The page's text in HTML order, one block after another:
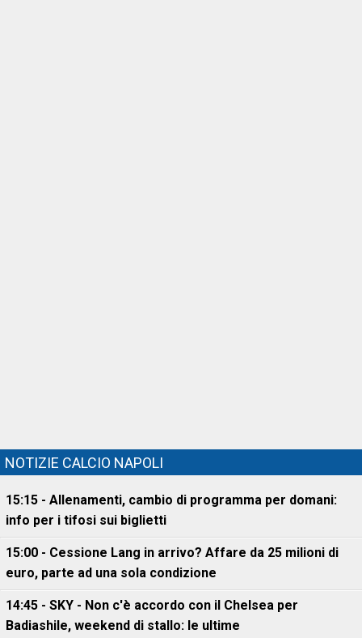
NOTIZIE CALCIO NAPOLI
15:15 - Allenamenti, cambio di programma per domani:
info per i tifosi sui biglietti
15:00 - Cessione Lang in arrivo? Affare da 25 milioni di
euro, parte ad una sola condizione
14:45 - SKY - Non c'è accordo con il Chelsea per
Badiashile, weekend di stallo: le ultime